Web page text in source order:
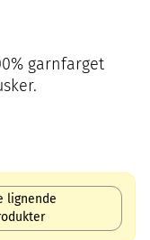
garnfarget
lignende